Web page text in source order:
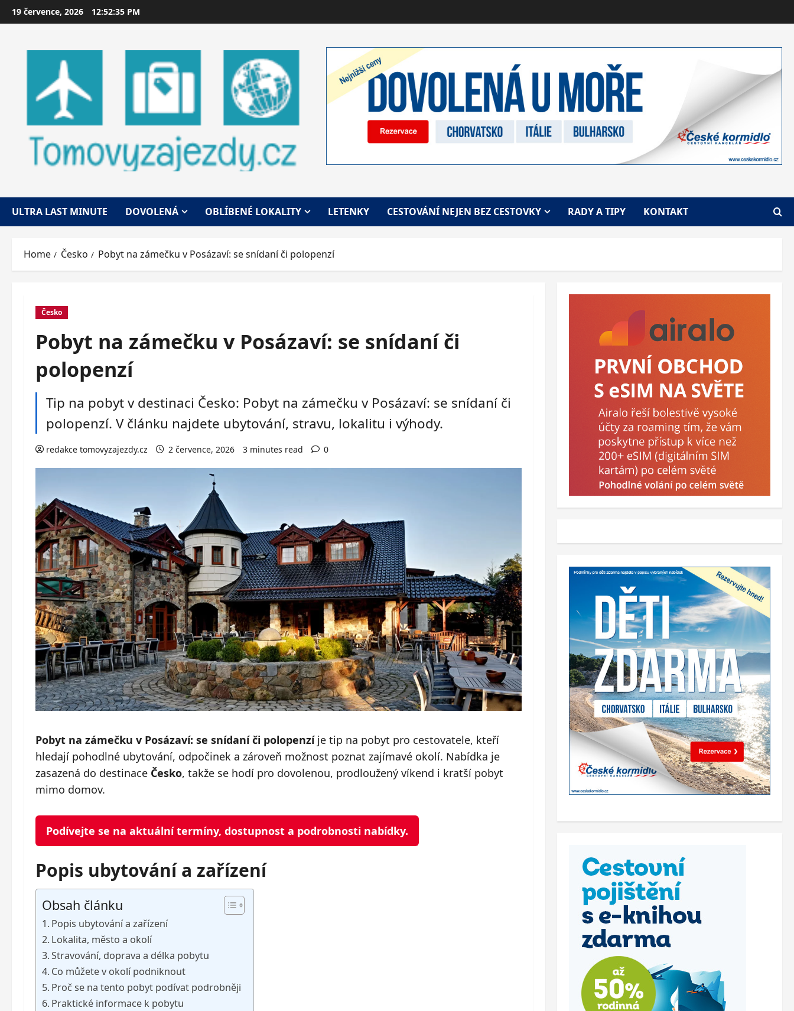
Skip
to
19 července, 2026 12:52:36 PM
ULTRA LAST MINUTE DOVOLENÁ OBLÍBENÉ LOKALITY LETENKY CESTOVÁNÍ NEJEN BEZ CESTOVKY RADY A TIPY KONTAKT
Home Česko Pobyt na zámečku v Posázaví: se snídaní či polopenzí
Česko
Pobyt na zámečku v Posázaví: se snídaní či
polopenzí
Tip na pobyt v destinaci Česko: Pobyt na zámečku v Posázaví: se snídaní či
polopenzí. V článku najdete ubytování, stravu, lokalitu i výhody.
redakce tomovyzajezdy.cz 2 července, 2026 3 minutes read 0
Pobyt na zámečku v Posázaví: se snídaní či polopenzíje tip na pobyt pro cestovatele, kteří
hledají pohodlné ubytování, odpočinek a zároveň možnost poznat zajímavé okolí. Nabídka je
zasazená do destinace Česko, takže se hodí pro dovolenou, prodloužený víkend i kratší pobyt
mimo domov.
Podívejte se na aktuální termíny, dostupnost a podrobnosti nabídky.
Popis ubytování a zařízení
Obsah článku
Popis ubytování a zařízení
Lokalita, město a okolí
Stravování, doprava a délka pobytu
Co můžete v okolí podniknout
Proč se na tento pobyt podívat podrobněji
Praktické informace k pobytu